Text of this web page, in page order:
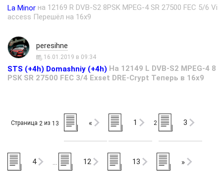
La Minor на 12169 R DVB-S2 8PSK MPEG-4 SR 27500 FEC 5/6 Vi
access Перешёл на 16х9
peresihne
16.01.2019 в 09:34
STS (+4h) Domashniy (+4h) На 12149 L DVB-S2 MPEG-4 8
PSK SR 27500 FEC 3/4 Exset DRE-Crypt Теперь в 16х9
Страница 2 из 13 « 1 2 3
4 … 12 13 »